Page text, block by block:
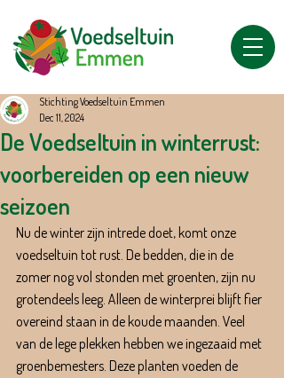
De Voedseltuin in winterrust:
voorbereiden op een nieuw
seizoen
Stichting Voedseltuin Emmen
Dec 11, 2024
Nu de winter zijn intrede doet, komt onze
voedseltuin tot rust. De bedden, die in de
zomer nog vol stonden met groenten, zijn nu
grotendeels leeg. Alleen de winterprei blijft fier
overeind staan in de koude maanden. Veel
van de lege plekken hebben we ingezaaid met
groenbemesters. Deze planten voeden de